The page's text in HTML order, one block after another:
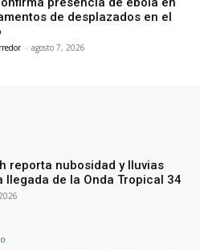
de desplazados en el
- agosto 7, 2026
reporta nubosidad y lluvias
llegada de la Onda Tropical 34